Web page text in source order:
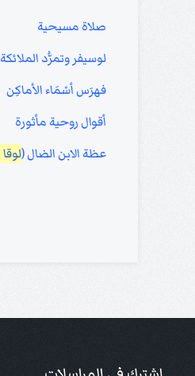
صلاة مسيحية
لوسيفر وتمرُّد الملائكة
فهرَس أسْمَاء الأماكِن
أقوال روحية مأثورة
عظة الابن الضال (لوقا 15: 11-32